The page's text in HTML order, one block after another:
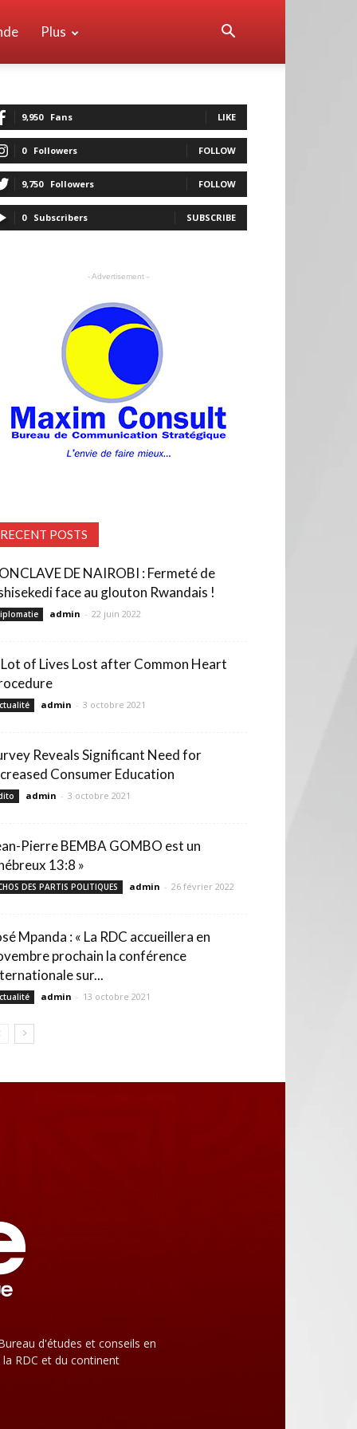
Plus
9,950 Fans LIKE
0 Followers FOLLOW
9,750 Followers FOLLOW
0 Subscribers SUBSCRIBE
- Advertisement -
RECENT POSTS
DE NAIROBI : Fermeté de
face au glouton Rwandais !
admin - 22 juin 2022
of Lives Lost after Common Heart
admin - 3 octobre 2021
Reveals Significant Need for
Consumer Education
admin - 3 octobre 2021
Pierre BEMBA GOMBO est un
13:8 »
DES PARTIS POLITIQUES admin - 26 février 2022
Mpanda : « La RDC accueillera en
prochain la conférence
sur...
admin - 13 octobre 2021
d'études et conseils en
RDC et du continent